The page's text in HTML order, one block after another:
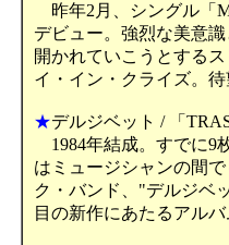
昨年2月、シングル「
デビュー。強烈な美意
開かれていこうとする
イ・イン・クライズ。
★デルジベット / 「
1984年結成。すでに9
はミュージシャンの間
ク・バンド、"デルジベ
目の新作にあたるアル